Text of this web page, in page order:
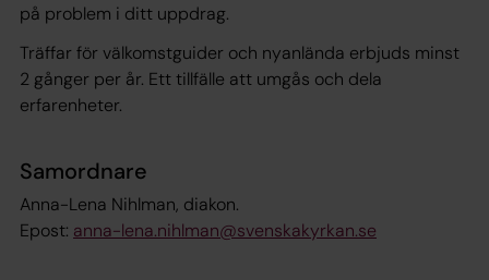
på problem i ditt uppdrag.
Träffar för välkomstguider och nyanlända erbjuds minst
2 gånger per år. Ett tillfälle att umgås och dela
erfarenheter.
Samordnare
Anna-Lena Nihlman, diakon.
Epost: anna-lena.nihlman@svenskakyrkan.se